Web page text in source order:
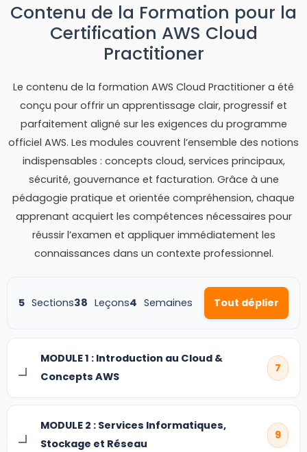
Contenu de la Formation pour la
Certification AWS Cloud
Practitioner
Le contenu de la formation AWS Cloud Practitioner a été
conçu pour offrir un apprentissage clair, progressif et
parfaitement aligné sur les exigences du programme
officiel AWS. Les modules couvrent l’ensemble des notions
indispensables : concepts cloud, services principaux,
sécurité, gouvernance et facturation. Grâce à une
pédagogie pratique et orientée compréhension, chaque
apprenant acquiert les compétences nécessaires pour
réussir l’examen et appliquer immédiatement les
connaissances dans un contexte professionnel.
5 Sections38 Leçons4 Semaines Tout déplier
MODULE 1 : Introduction au Cloud &
Concepts AWS
7
MODULE 2 : Services Informatiques,
Stockage et Réseau
9